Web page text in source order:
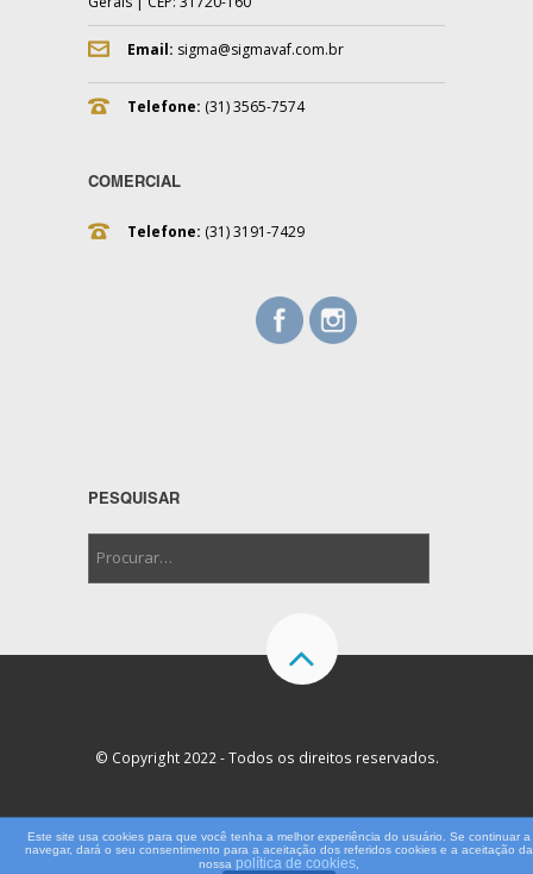
Email: sigma@sigmavaf.com.br
Telefone: (31) 3565-7574
COMERCIAL
Telefone: (31) 3191-7429
PESQUISAR
© Copyright 2022 - Todos os direitos reservados.
Este site usa cookies para que você tenha a melhor experiência do usuário. Se continuar a
navegar, dará o seu consentimento para a aceitação dos referidos cookies e a aceitação da
nossa política de cookies,